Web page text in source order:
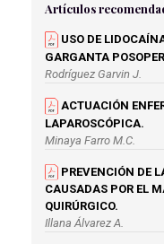
Artículos
USO DE
GARGANTA
Rodríguez Garvin J.
ACTUACIÓN
LAPAROSCÓPICA.
Minaya Farro M.C.
PREVENCIÓN DE
CAUSADAS POR EL
QUIRÚRGICO.
Illana Álvarez A.